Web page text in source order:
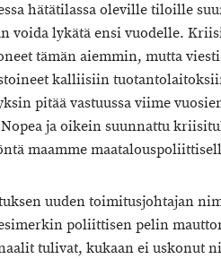
hätätilassa oleville tiloille
voida lykätä ensi vuodelle.
tämän aiemmin, mutta
kalliisiin
pitää vastuussa viime
ja oikein suunnattu
maamme
uuden toimitusjohtajan
poliittisen pelin
tulivat, kukaan ei uskonut